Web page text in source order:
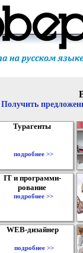
Получить
Турагенты
подробнее >>
IT и программи-
рование
подробнее >>
WEB-дизайнер
подробнее >>